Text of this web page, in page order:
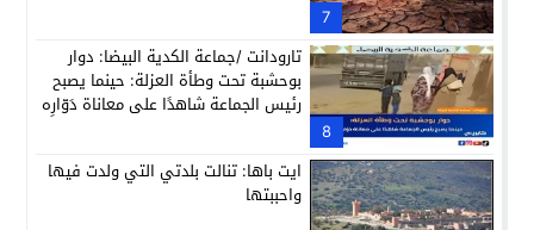
7
8
تارودانت /جماعة الكدية البيضا: دوار
بوحشبة تحت وطأة العزلة: حينما يصبح
رئيس الجماعة شاهدًا على معاناة دَوّارِه
ايت باها: تنالت بلدتي التي ولدت فيها
واحببتها